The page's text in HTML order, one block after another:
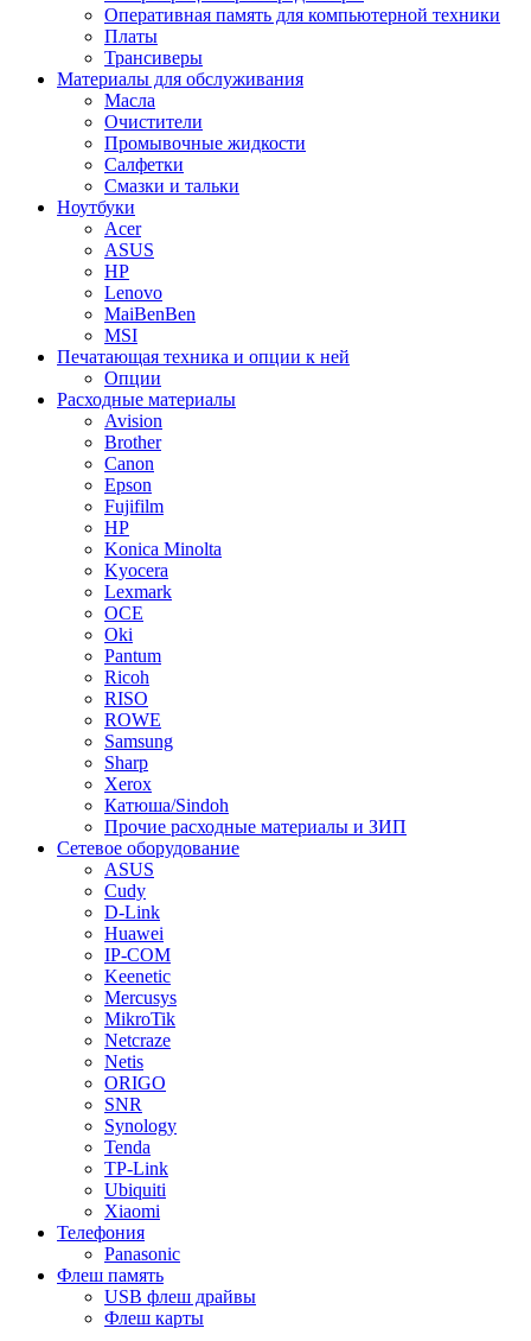
Оперативная память для компьютерной техники
Платы
Трансиверы
Материалы для обслуживания
Масла
Очистители
Промывочные жидкости
Салфетки
Смазки и тальки
Ноутбуки
Acer
ASUS
HP
Lenovo
MaiBenBen
MSI
Печатающая техника и опции к ней
Опции
Расходные материалы
Avision
Brother
Canon
Epson
Fujifilm
HP
Konica Minolta
Kyocera
Lexmark
OCE
Oki
Pantum
Ricoh
RISO
ROWE
Samsung
Sharp
Xerox
Катюша/Sindoh
Прочие расходные материалы и ЗИП
Сетевое оборудование
ASUS
Cudy
D-Link
Huawei
IP-COM
Keenetic
Mercusys
MikroTik
Netcraze
Netis
ORIGO
SNR
Synology
Tenda
TP-Link
Ubiquiti
Xiaomi
Телефония
Panasonic
Флеш память
USB флеш драйвы
Флеш карты